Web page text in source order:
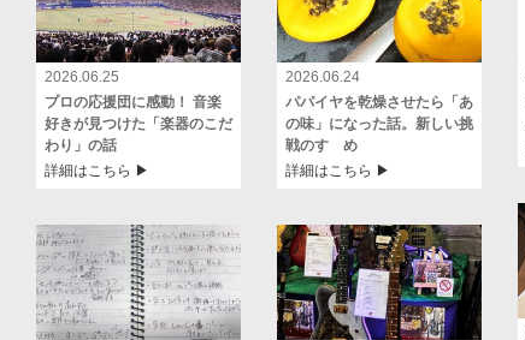
2026.06.25
プロの応援団に感動！ 音楽
好きが見つけた「楽器のこだ
わり」の話
詳細はこちら ▶︎
2026.06.24
パパイヤを乾燥させたら「あ
の味」になった話。新しい挑
戦のすゝめ
詳細はこちら ▶︎